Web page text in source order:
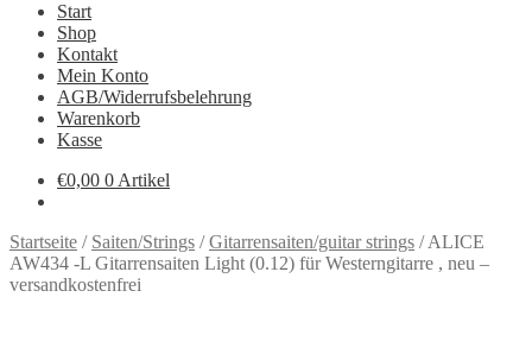
Start
Shop
Kontakt
Mein Konto
AGB/Widerrufsbelehrung
Warenkorb
Kasse
€0,00 0 Artikel
Startseite / Saiten/Strings /Gitarrensaiten/guitar strings /ALICE
AW434 -L Gitarrensaiten Light (0.12) für Westerngitarre , neu –
versandkostenfrei